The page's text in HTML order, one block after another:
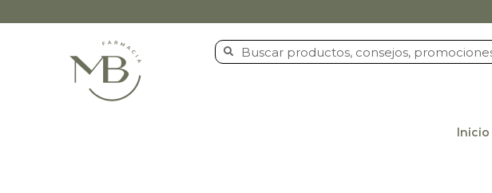
Inicio